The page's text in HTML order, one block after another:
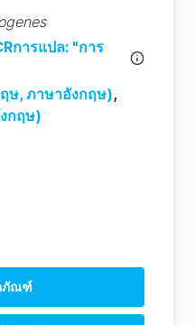
การแปล: "การ
ษ, ภาษาอังกฤษ),
กฤษ)
ภัณฑ์